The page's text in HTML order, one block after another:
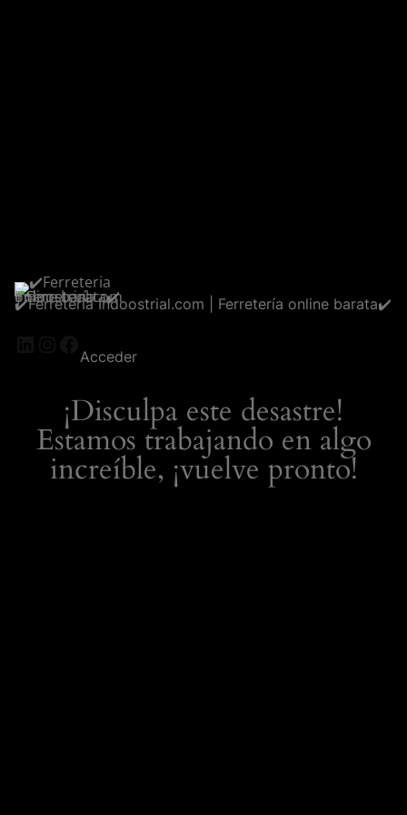
✔️Ferreteria Indoostrial.com | Ferretería online barata✔️
LinkedIn
Instagram
Facebook
Acceder
¡Disculpa este desastre!
Estamos trabajando en algo
increíble, ¡vuelve pronto!